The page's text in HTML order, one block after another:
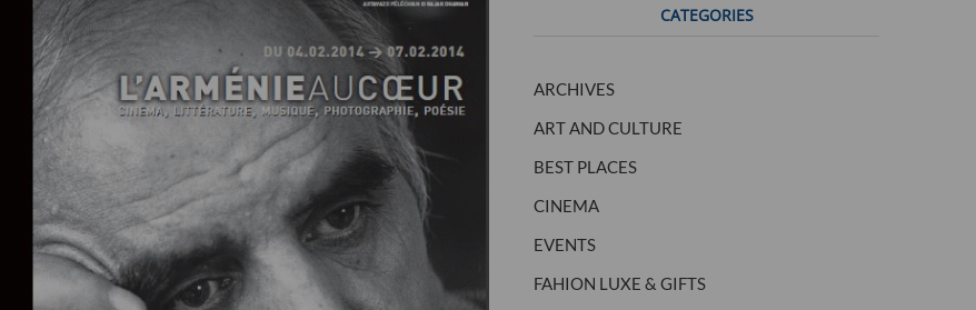
CATEGORIES
ARCHIVES
ART AND CULTURE
BEST PLACES
CINEMA
EVENTS
FAHION LUXE & GIFTS